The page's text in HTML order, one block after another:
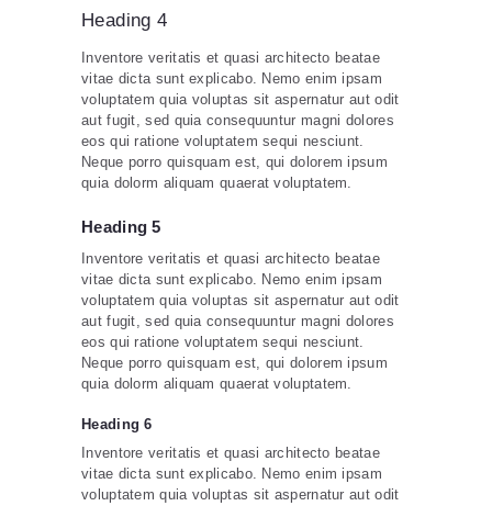
Heading 4
Inventore veritatis et quasi architecto beatae
vitae dicta sunt explicabo. Nemo enim ipsam
voluptatem quia voluptas sit aspernatur aut odit
aut fugit, sed quia consequuntur magni dolores
eos qui ratione voluptatem sequi nesciunt.
Neque porro quisquam est, qui dolorem ipsum
quia dolorm aliquam quaerat voluptatem.
Heading 5
Inventore veritatis et quasi architecto beatae
vitae dicta sunt explicabo. Nemo enim ipsam
voluptatem quia voluptas sit aspernatur aut odit
aut fugit, sed quia consequuntur magni dolores
eos qui ratione voluptatem sequi nesciunt.
Neque porro quisquam est, qui dolorem ipsum
quia dolorm aliquam quaerat voluptatem.
Heading 6
Inventore veritatis et quasi architecto beatae
vitae dicta sunt explicabo. Nemo enim ipsam
voluptatem quia voluptas sit aspernatur aut odit